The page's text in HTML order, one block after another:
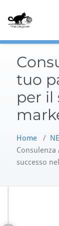
tuo
per il
Home /
successo